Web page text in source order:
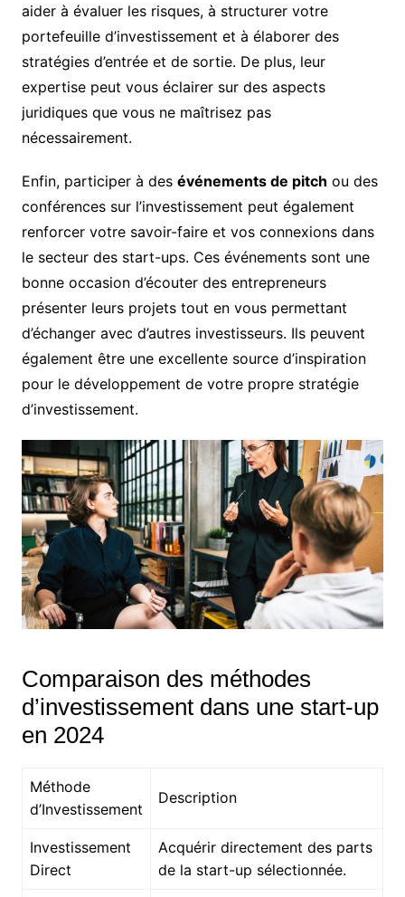
aider à évaluer les risques, à structurer votre
portefeuille d’investissement et à élaborer des
stratégies d’entrée et de sortie. De plus, leur
expertise peut vous éclairer sur des aspects
juridiques que vous ne maîtrisez pas
nécessairement.
Enfin, participer à des événements de pitch ou des
conférences sur l’investissement peut également
renforcer votre savoir-faire et vos connexions dans
le secteur des start-ups. Ces événements sont une
bonne occasion d’écouter des entrepreneurs
présenter leurs projets tout en vous permettant
d’échanger avec d’autres investisseurs. Ils peuvent
également être une excellente source d’inspiration
pour le développement de votre propre stratégie
d’investissement.
Comparaison des méthodes
d’investissement dans une start-up
en 2024
Méthode
d’Investissement
Description
Investissement
Direct
Acquérir directement des parts
de la start-up sélectionnée.